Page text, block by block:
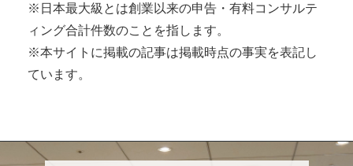
※日本最大級とは創業以来の申告・有料コンサルテ
ィング合計件数のことを指します。
※本サイトに掲載の記事は掲載時点の事実を表記し
ています。